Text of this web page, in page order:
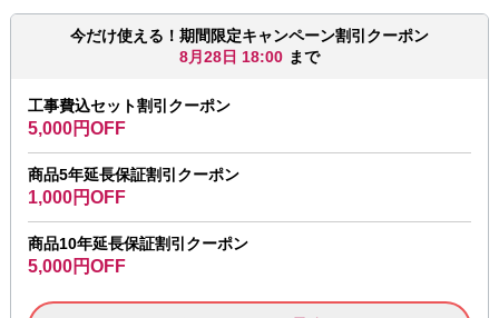
今だけ使える！期間限定キャンペーン割引クーポン
8月28日 18:00 まで
工事費込セット割引クーポン
5,000円OFF
商品5年延長保証割引クーポン
1,000円OFF
商品10年延長保証割引クーポン
5,000円OFF